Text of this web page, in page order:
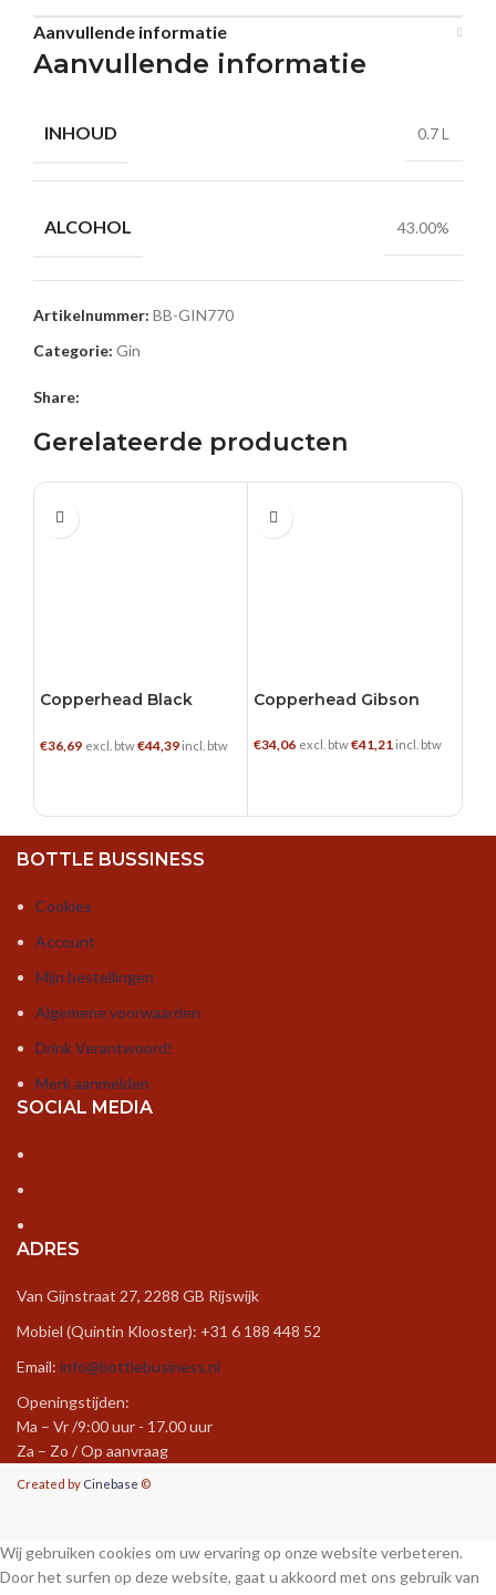
Aanvullende informatie
Aanvullende informatie
INHOUD 0.7 L
ALCOHOL 43.00%
Artikelnummer: BB-GIN770
Categorie: Gin
Share:
Gerelateerde producten
Copperhead Black
€36,69 excl. btw€44,39 incl. btw
Copperhead Gibson
€34,06 excl. btw€41,21 incl. btw
BOTTLE BUSSINESS
Cookies
Account
Mijn bestellingen
Algemene voorwaarden
Drink Verantwoord!
Merk aanmelden
SOCIAL MEDIA
ADRES
Van Gijnstraat 27, 2288 GB Rijswijk
Mobiel (Quintin Klooster): +31 6 188 448 52
Email: info@bottlebusiness.nl
Openingstijden:
Ma – Vr /9:00 uur - 17.00 uur
Za – Zo / Op aanvraag
Created by Cinebase ©
Wij gebruiken cookies om uw ervaring op onze website verbeteren.
Door het surfen op deze website, gaat u akkoord met ons gebruik van